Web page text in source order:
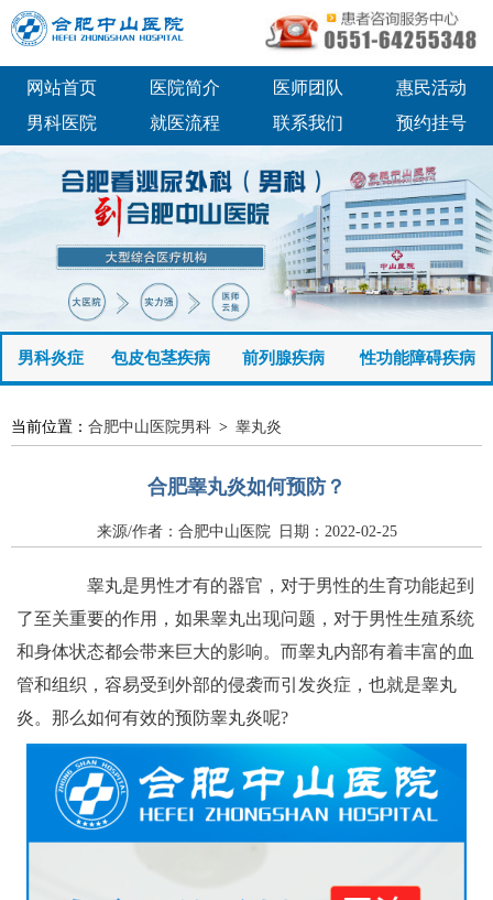
网站首页 医院简介 医师团队
惠民活动
男科医院
就医流程 联系我们 预约挂号
男科炎症 包皮包茎疾病 前列腺疾病 性功能障碍疾病
当前位置： 合肥中山医院男科 > 睾丸炎
合肥睾丸炎如何预防？
来源/作者：合肥中山医院 日期：2022-02-25
睾丸是男性才有的器官，对于男性的生育功能起到
了至关重要的作用，如果睾丸出现问题，对于男性生殖系统
和身体状态都会带来巨大的影响。而睾丸内部有着丰富的血
管和组织，容易受到外部的侵袭而引发炎症，也就是睾丸
炎。那么如何有效的预防睾丸炎呢?